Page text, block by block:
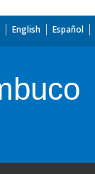
English Español